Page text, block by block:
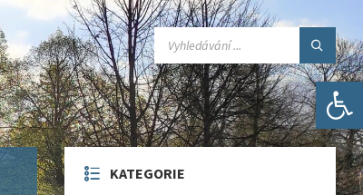
Open toolbar
SEARCH:
KATEGORIE